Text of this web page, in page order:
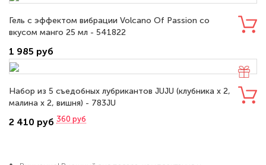
Гель с эффектом вибрации Volcano Of Passion со
вкусом манго 25 мл - 541822
1 985 руб
Набор из 5 съедобных лубрикантов JUJU (клубника х 2,
малина х 2, вишня) - 783JU
2 410 руб 360 руб